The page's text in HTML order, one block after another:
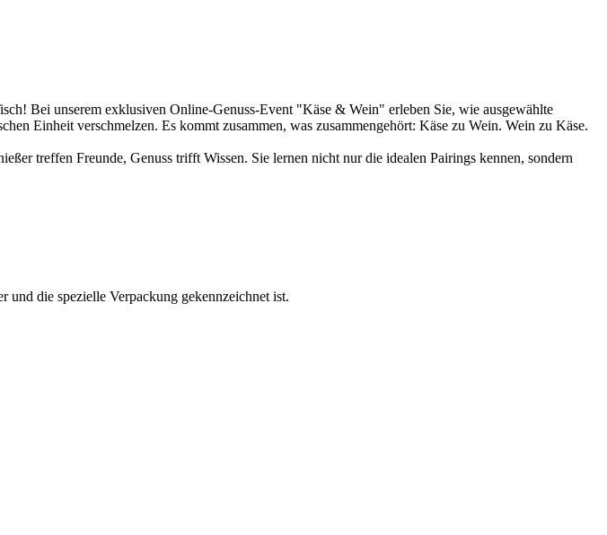
Bei unserem exklusiven Online-Genuss-Event "Käse & Wein" erleben Sie, wie ausgewählte
Einheit verschmelzen. Es kommt zusammen, was zusammengehört: Käse zu Wein. Wein zu Käse.
treffen Freunde, Genuss trifft Wissen. Sie lernen nicht nur die idealen Pairings kennen, sondern